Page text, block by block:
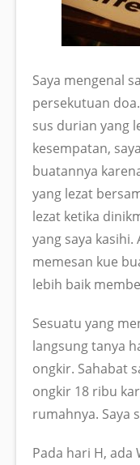
Saya mengenal
persekutuan
sus durian yang
kesempatan,
buatannya
yang lezat
lezat ketika
yang saya kasihi.
memesan kue
lebih baik
Sesuatu yang
langsung tanya
ongkir. Sahabat
ongkir 18 ribu
rumahnya. Saya
Pada hari H, ada